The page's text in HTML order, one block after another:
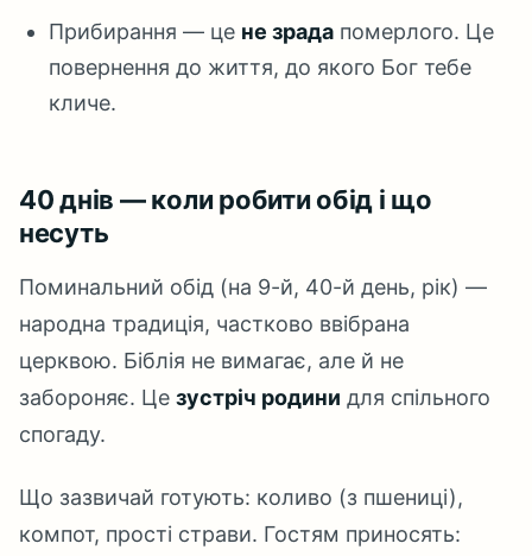
Прибирання — це не зрада померлого. Це
повернення до життя, до якого Бог тебе
кличе.
40 днів — коли робити обід і що
несуть
Поминальний обід (на 9-й, 40-й день, рік) —
народна традиція, частково ввібрана
церквою. Біблія не вимагає, але й не
забороняє. Це зустріч родини для спільного
спогаду.
Що зазвичай готують: коливо (з пшениці),
компот, прості страви. Гостям приносять: